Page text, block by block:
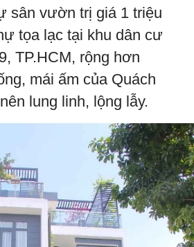
sân vườn trị giá 1 triệu
tọa lạc tại khu dân cư
TP.HCM, rộng hơn
mái ấm của Quách
lung linh, lộng lẫy.